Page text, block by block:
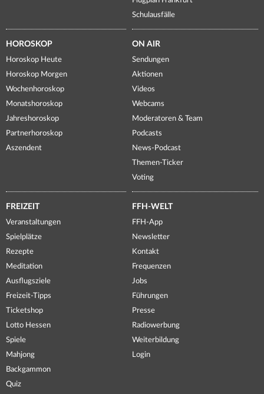
Schulausfälle
HOROSKOP
Horoskop Heute
Horoskop Morgen
Wochenhoroskop
Monatshoroskop
Jahreshoroskop
Partnerhoroskop
Aszendent
ON AIR
Sendungen
Aktionen
Videos
Webcams
Moderatoren & Team
Podcasts
News-Podcast
Themen-Ticker
Voting
FREIZEIT
Veranstaltungen
Spielplätze
Rezepte
Meditation
Ausflugsziele
Freizeit-Tipps
Ticketshop
Lotto Hessen
Spiele
Mahjong
Backgammon
Quiz
FFH-WELT
FFH-App
Newsletter
Kontakt
Frequenzen
Jobs
Führungen
Presse
Radiowerbung
Weiterbildung
Login